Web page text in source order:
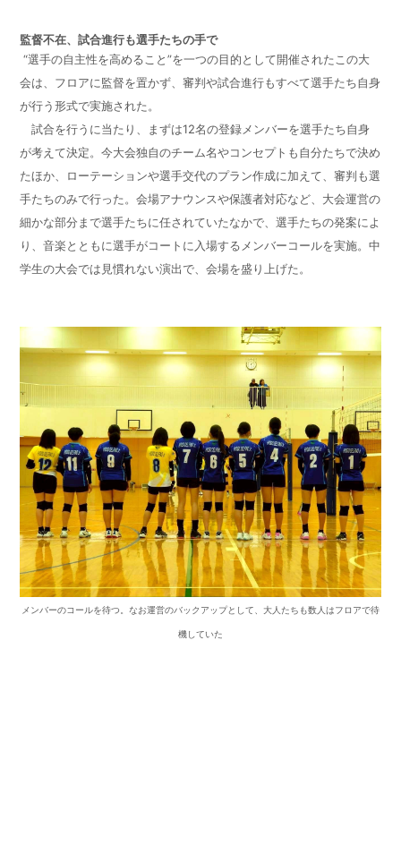
監督不在、試合進行も選手たちの手で
“選手の自主性を高めること”を一つの目的として開催されたこの大
会は、フロアに監督を置かず、審判や試合進行もすべて選手たち自身
が行う形式で実施された。
試合を行うに当たり、まずは12名の登録メンバーを選手たち自身
が考えて決定。今大会独自のチーム名やコンセプトも自分たちで決め
たほか、ローテーションや選手交代のプラン作成に加えて、審判も選
手たちのみで行った。会場アナウンスや保護者対応など、大会運営の
細かな部分まで選手たちに任されていたなかで、選手たちの発案によ
り、音楽とともに選手がコートに入場するメンバーコールを実施。中
学生の大会では見慣れない演出で、会場を盛り上げた。
メンバーのコールを待つ。なお運営のバックアップとして、大人たちも数人はフロアで待
機していた